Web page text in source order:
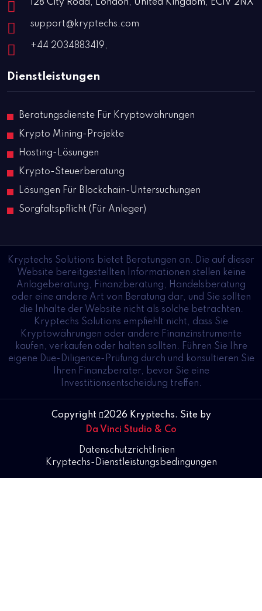
128 City Road, London, United Kingdom, EC1V 2NX
support@kryptechs.com
+44 2034883419,
Dienstleistungen
Beratungsdienste Für Kryptowährungen
Krypto Mining-Projekte
Hosting-Lösungen
Krypto-Steuerberatung
Lösungen Für Blockchain-Untersuchungen
Sorgfaltspflicht (Für Anleger)
Kryptechs Solutions bietet Beratungen an. Die auf dieser
Website bereitgestellten Informationen stellen keine
Anlageberatung, Finanzberatung, Handelsberatung
oder eine andere Art von Beratung dar, und Sie sollten
die Inhalte der Website nicht als solche betrachten.
Kryptechs Solutions empfiehlt nicht, dass Sie
Kryptowährungen oder andere Finanzinstrumente
kaufen, verkaufen oder halten sollten. Führen Sie Ihre
eigene Due-Diligence-Prüfung durch und konsultieren Sie
Ihren Finanzberater, bevor Sie eine
Investitionsentscheidung treffen.
Copyright
2026 Kryptechs. Site by
Da Vinci Studio & Co
Datenschutzrichtlinien
Kryptechs-Dienstleistungsbedingungen